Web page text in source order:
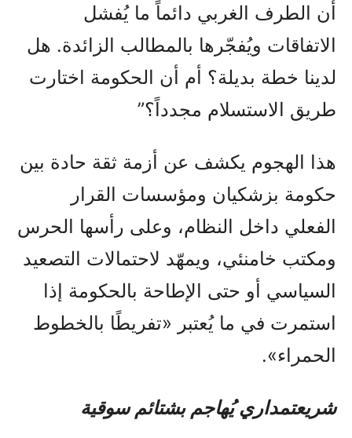
أن الطرف الغربي دائماً ما يُفشل
الاتفاقات ويُفجّرها بالمطالب الزائدة. هل
لدينا خطة بديلة؟ أم أن الحكومة اختارت
طريق الاستسلام مجدداً؟”
هذا الهجوم يكشف عن أزمة ثقة حادة بين
حكومة بزشكيان ومؤسسات القرار
الفعلي داخل النظام، وعلى رأسها الحرس
ومكتب خامنئي، ويمهّد لاحتمالات التصعيد
السياسي أو حتى الإطاحة بالحكومة إذا
استمرت في ما يُعتبر «تفريطًا بالخطوط
الحمراء».
شريعتمداري يُهاجم بشتائم سوقية